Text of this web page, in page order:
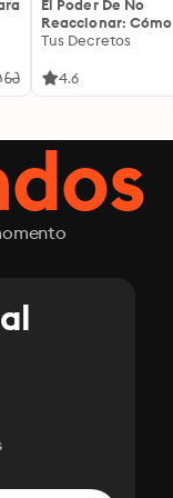
El Poder De No
Reaccionar: Cómo
Controlar Tus
liberarte de la
serena que
cada decisión
Tus Decretos
4.6